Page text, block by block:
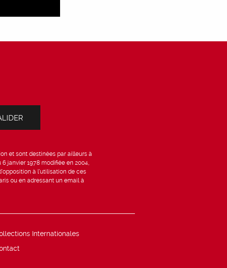
et sont destinées par ailleurs à
janvier 1978 modifiée en 2004,
à l’utilisation de ces
ou en adressant un email à
Internationales